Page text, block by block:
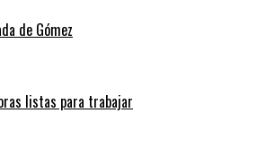
de Gómez
listas para trabajar